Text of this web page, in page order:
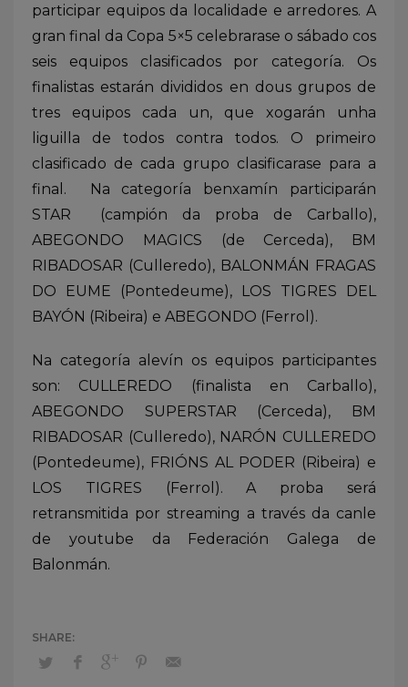
participar equipos da localidade e arredores. A
gran final da Copa 5×5 celebrarase o sábado cos
seis equipos clasificados por categoría. Os
finalistas estarán divididos en dous grupos de
tres equipos cada un, que xogarán unha
liguilla de todos contra todos. O primeiro
clasificado de cada grupo clasificarase para a
final. Na categoría benxamín participarán
STAR (campión da proba de Carballo),
ABEGONDO MAGICS (de Cerceda), BM
RIBADOSAR (Culleredo), BALONMÁN FRAGAS
DO EUME (Pontedeume), LOS TIGRES DEL
BAYÓN (Ribeira) e ABEGONDO (Ferrol).
Na categoría alevín os equipos participantes
son: CULLEREDO (finalista en Carballo),
ABEGONDO SUPERSTAR (Cerceda), BM
RIBADOSAR (Culleredo), NARÓN CULLEREDO
(Pontedeume), FRIÓNS AL PODER (Ribeira) e
LOS TIGRES (Ferrol). A proba será
retransmitida por streaming a través da canle
de youtube da Federación Galega de
Balonmán.